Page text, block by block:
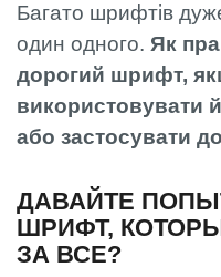
Багато шрифтів
один одного. Як
дорогий шрифт,
використовувати
або застосувати
ДАВАЙТЕ
ШРИФТ,
ЗА ВСЕ?